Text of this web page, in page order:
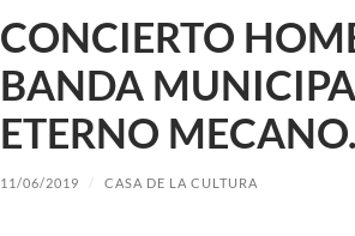
CONCIERTO
BANDA
ETERNO
11/06/2019 / CASA DE LA CULTURA